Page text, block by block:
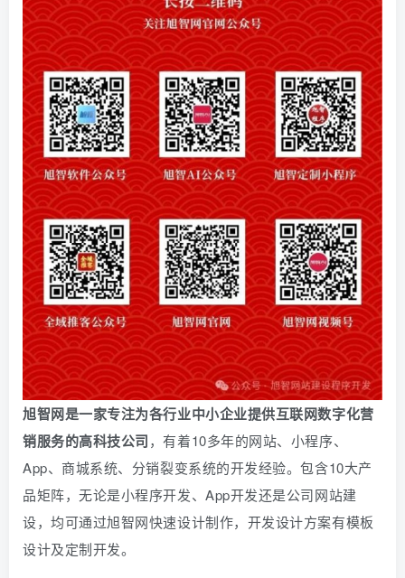
旭智网是一家专注为各行业中小企业提供互联网数字化营
销服务的高科技公司，有着10多年的网站、小程序、
App、商城系统、 分销裂变系统的开发经验。包含10大产
品矩阵，无论是小程序开发、App开发还是公司网站建
设，均可通过旭智网快速设计制作，开发设计方案有模板
设计及定制开发。